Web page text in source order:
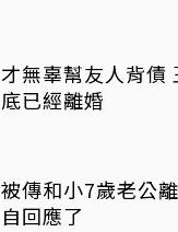
才無辜幫友人背債 王俐人被爆去年
底已經離婚
被傳和小7歲老公
自回應了